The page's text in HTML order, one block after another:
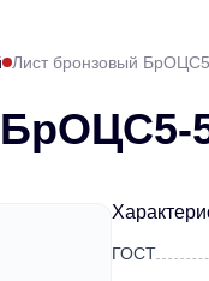
Лист бронзовый
ГОСТ